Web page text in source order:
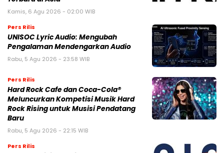
UNISOC Lyric Audio: Mengubah
Pengalaman Mendengarkan Audio
Rabu, 5 Agu 2026 - 23:58 WIB
Pers Rilis
Hard Rock Cafe dan Coca-Cola®
Rock Rising untuk Musisi Pendatang
Baru
Rabu, 5 Agu 2026 - 22:15 WIB
Pers Rilis
Laporan Cision Peringatkan Merek
tentang ‘Jebakan Fragmentasi Data’
yang Merugikan